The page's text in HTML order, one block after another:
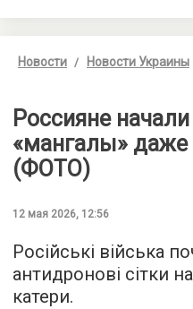
Новости Новости Украины
Россияне
«мангалы» даже
(ФОТО)
12 мая 2026, 12:56
Російські війська
антидронові сітки
катери.